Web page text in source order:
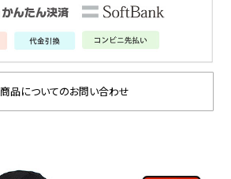
商品についてのお問い合わせ